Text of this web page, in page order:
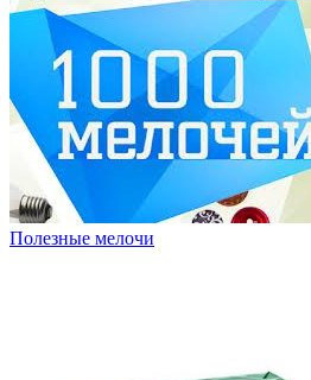
Полезные мелочи